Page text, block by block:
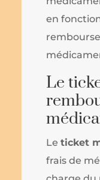
en
Le
Leticket
frais de